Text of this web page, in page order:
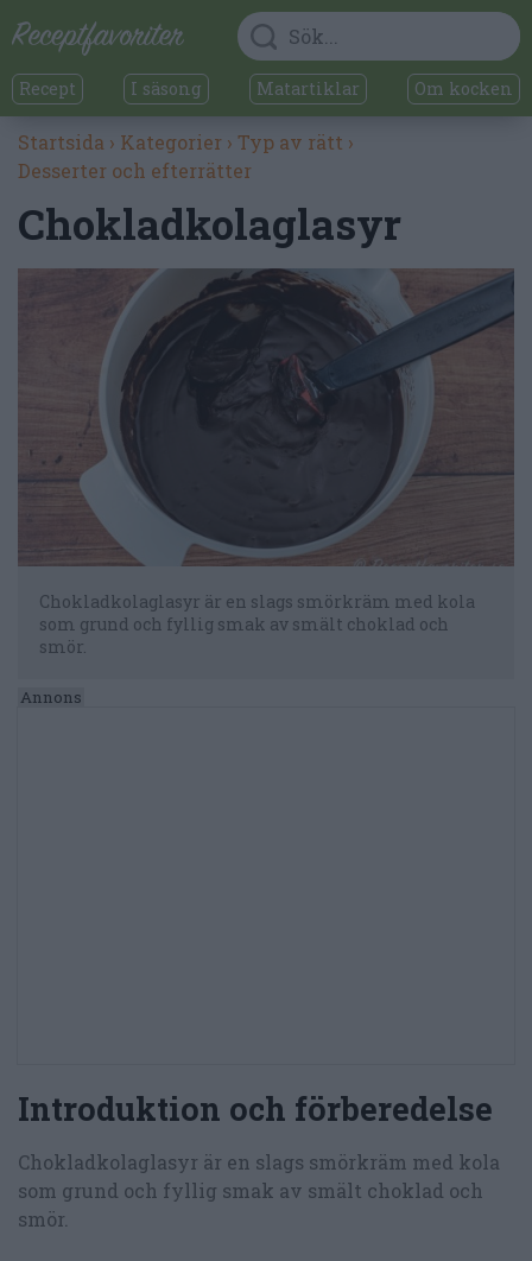
Recept I säsong Matartiklar Om kocken
Startsida › Kategorier › Typ av rätt ›
Desserter och efterrätter
Chokladkolaglasyr
Chokladkolaglasyr är en slags smörkräm med kola
som grund och fyllig smak av smält choklad och
smör.
Introduktion och förberedelse
Chokladkolaglasyr är en slags smörkräm med kola
som grund och fyllig smak av smält choklad och
smör.